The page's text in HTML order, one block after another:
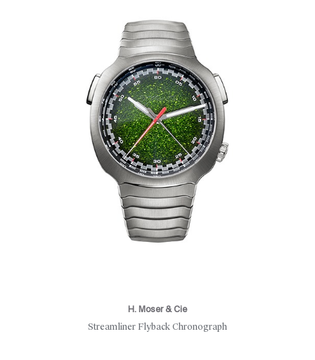
H. Moser & Cie
Streamliner Flyback Chronograph